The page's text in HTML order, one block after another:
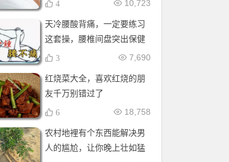
10,723
4
天冷腰酸背痛，一定要练习
这套操，腰椎间盘突出保健
操，全套收好！每天十分钟
7,690
3
红烧菜大全，喜欢红烧的朋
友千万别错过了
18,758
6
农村地裡有个东西能解决男
人的尴尬，让你晚上壮如猛